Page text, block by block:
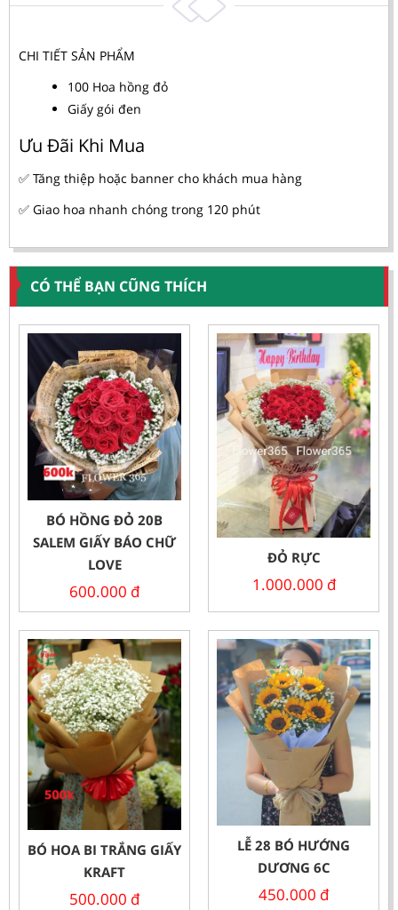
CHI TIẾT SẢN PHẨM
100 Hoa hồng đỏ
Giấy gói đen
Ưu Đãi Khi Mua
✅ Tăng thiệp hoặc banner cho khách mua hàng
✅ Giao hoa nhanh chóng trong 120 phút
CÓ THỂ BẠN CŨNG THÍCH
BÓ HỒNG ĐỎ 20B
SALEM GIẤY BÁO CHỮ
LOVE
600.000 đ
ĐỎ RỰC
1.000.000 đ
BÓ HOA BI TRẮNG GIẤY
KRAFT
500.000 đ
LỄ 28 BÓ HƯỚNG
DƯƠNG 6C
450.000 đ